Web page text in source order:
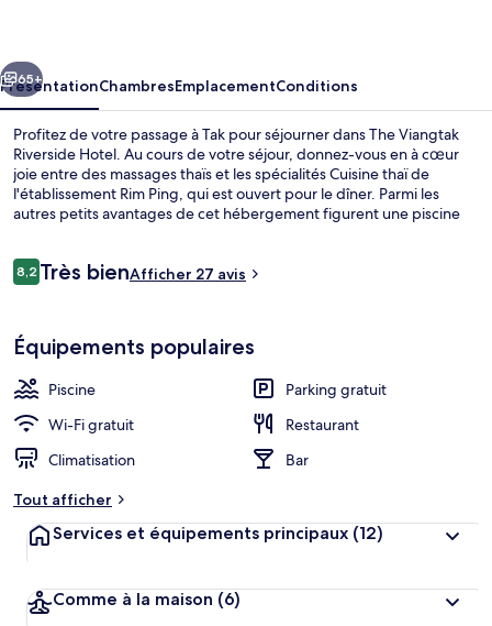
Suivant
65+
PrésentationChambresEmplacementConditions
Profitez de votre passage à Tak pour séjourner dans The Viangtak
Riverside Hotel. Au cours de votre séjour, donnez-vous en à cœur
joie entre des massages thaïs et les spécialités Cuisine thaï de
l'établissement Rim Ping, qui est ouvert pour le dîner. Parmi les
autres petits avantages de cet hébergement figurent une piscine
présentation générale.
Avis
voyageurs
8,28,2 sur 10
Très bienAfficher 27 avis
Équipements populaires
Piscine
Parking gratuit
Wi-Fi gratuit
Restaurant
Climatisation
Bar
Tout afficher
Services et équipements principaux (12)
Comme à la maison (6)